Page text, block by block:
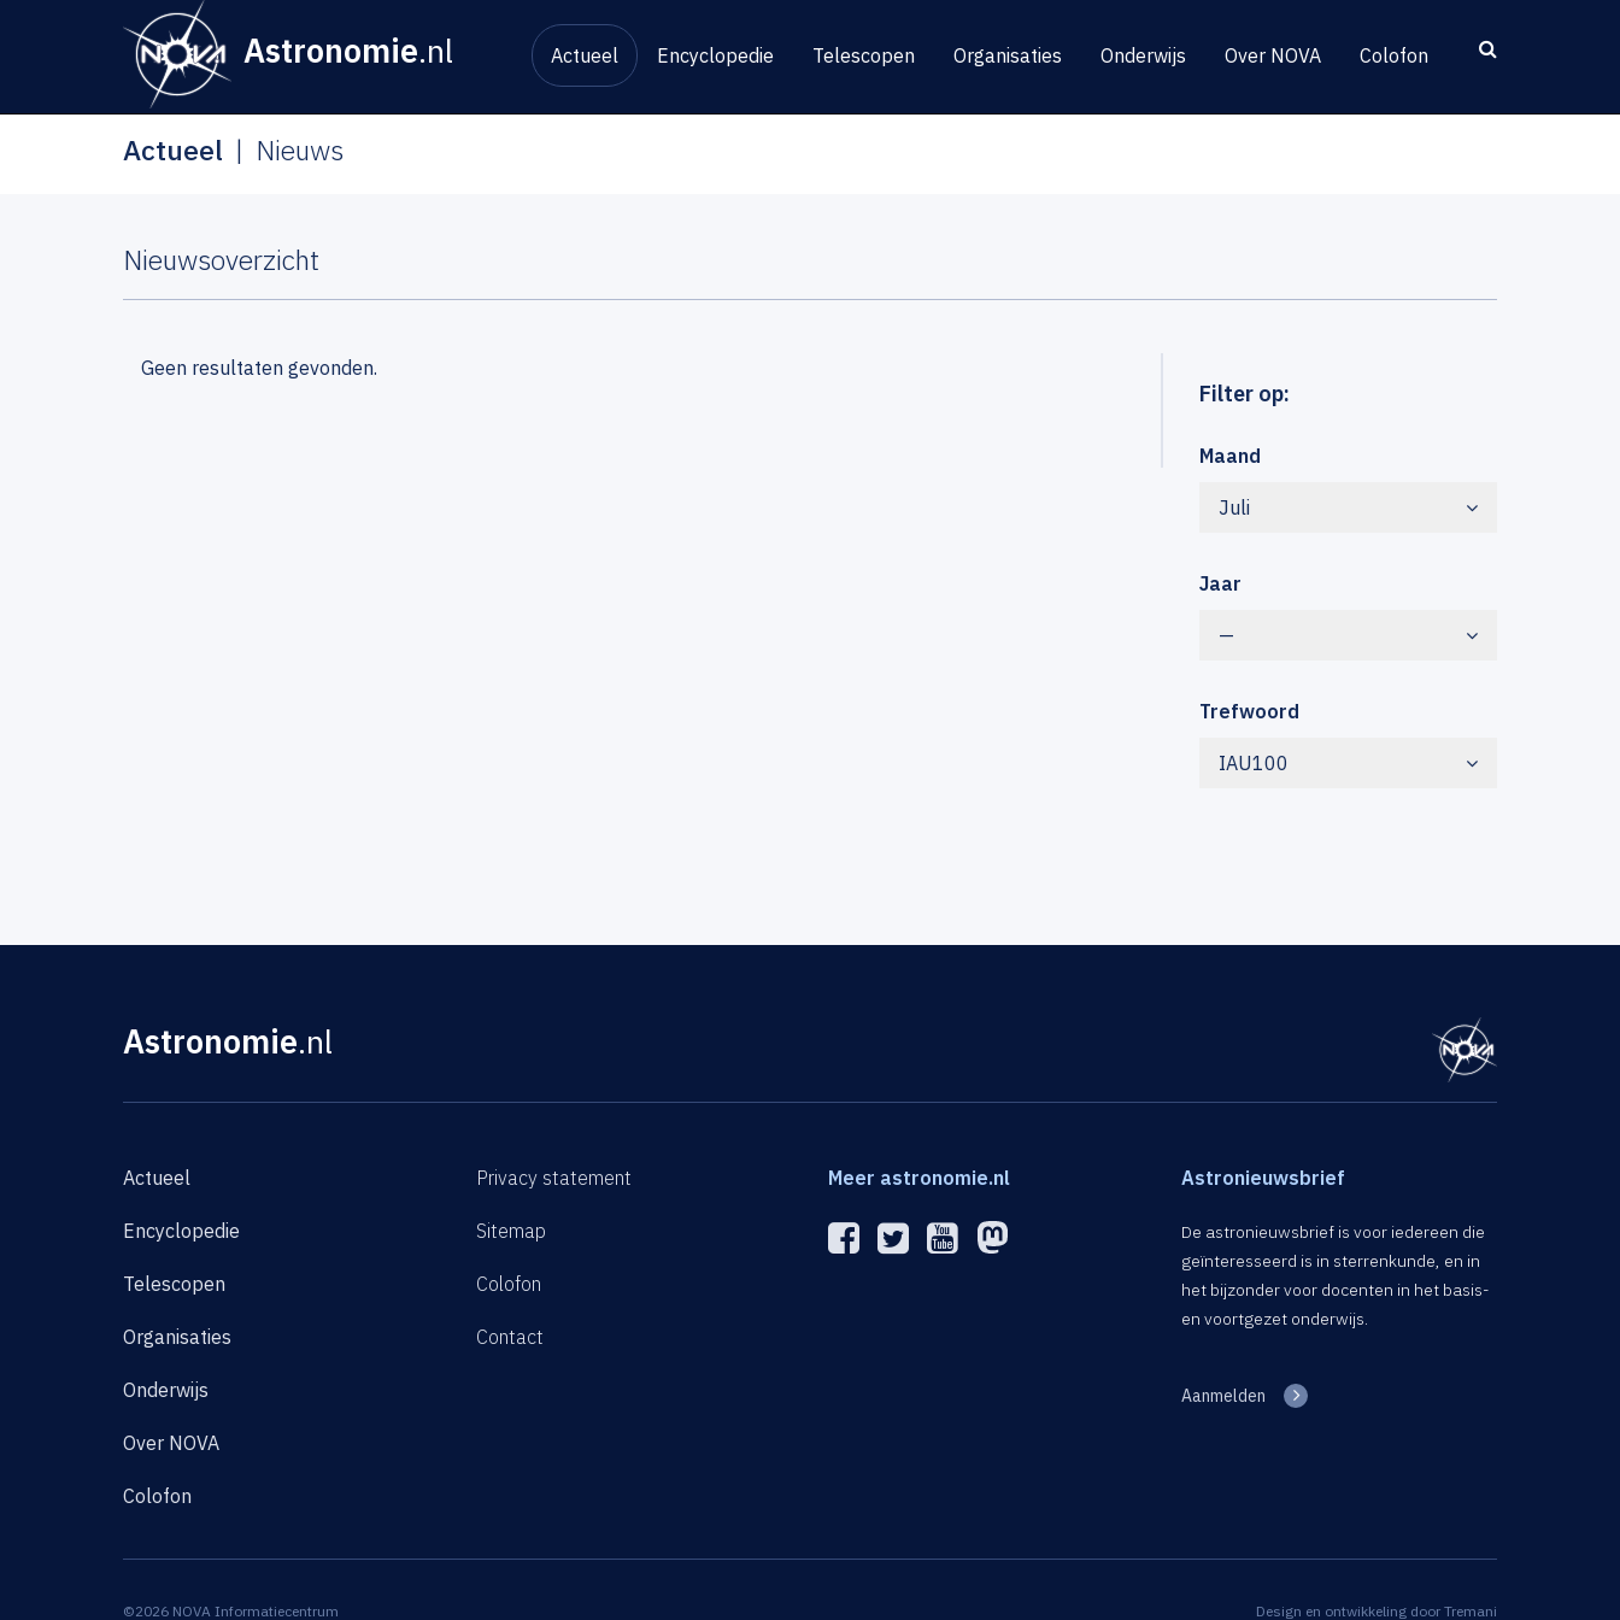
Astronomie.nl Actueel Encyclopedie Telescopen Organisaties Onderwijs Over NOVA Colofon
Actueel Nieuws
Nieuwsoverzicht
Filter op:
Maand
Juli
Jaar
—
Trefwoord
IAU100
Geen resultaten gevonden.
Astronomie.nl
Actueel
Encyclopedie
Telescopen
Organisaties
Onderwijs
Over NOVA
Colofon
Privacy statement
Sitemap
Colofon
Contact
Meer astronomie.nl Astronieuwsbrief
De astronieuwsbrief is voor iedereen die
geïnteresseerd is in sterrenkunde, en in
het bijzonder voor docenten in het basis-
en voortgezet onderwijs.
Aanmelden
©2026 NOVA Informatiecentrum Design en ontwikkeling door Tremani